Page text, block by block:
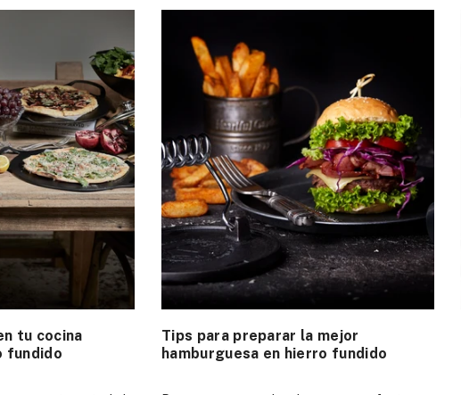
tu cocina
fundido
Tips para preparar la mejor
hamburguesa en hierro fundido